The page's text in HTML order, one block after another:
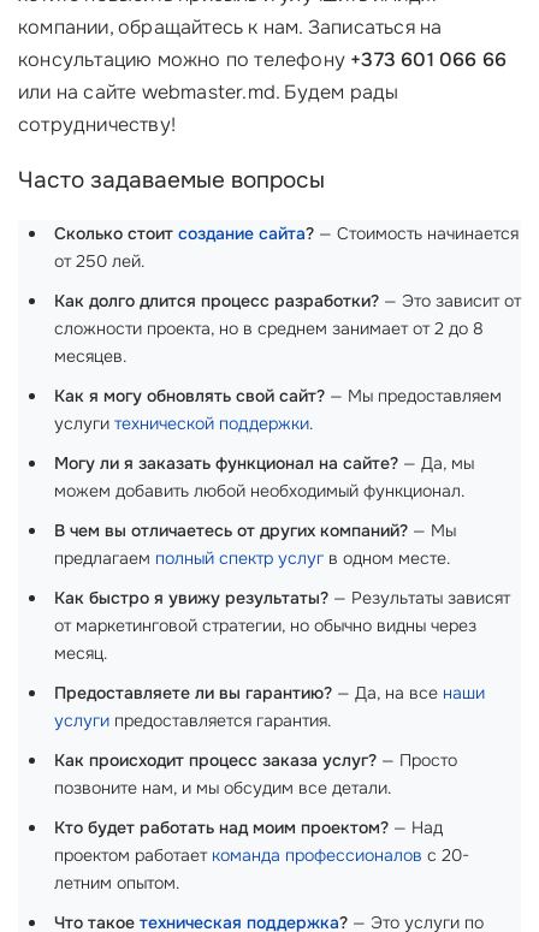
компании, обращайтесь к нам. Записаться на
консультацию можно по телефону +373 601 066 66
или на сайте webmaster.md. Будем рады
сотрудничеству!
Часто задаваемые вопросы
Сколько стоит создание сайта? — Стоимость начинается
от 250 лей.
Как долго длится процесс разработки? — Это зависит от
сложности проекта, но в среднем занимает от 2 до 8
месяцев.
Как я могу обновлять свой сайт? — Мы предоставляем
услуги технической поддержки.
Могу ли я заказать функционал на сайте? — Да, мы
можем добавить любой необходимый функционал.
В чем вы отличаетесь от других компаний? — Мы
предлагаем полный спектр услуг в одном месте.
Как быстро я увижу результаты? — Результаты зависят
от маркетинговой стратегии, но обычно видны через
месяц.
Предоставляете ли вы гарантию? — Да, на все наши
услуги предоставляется гарантия.
Как происходит процесс заказа услуг? — Просто
позвоните нам, и мы обсудим все детали.
Кто будет работать над моим проектом? — Над
проектом работает команда профессионалов с 20-
летним опытом.
Что такое техническая поддержка? — Это услуги по